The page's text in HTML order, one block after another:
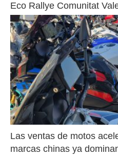
Eco Rallye Comunitat
Las ventas de motos
marcas chinas ya